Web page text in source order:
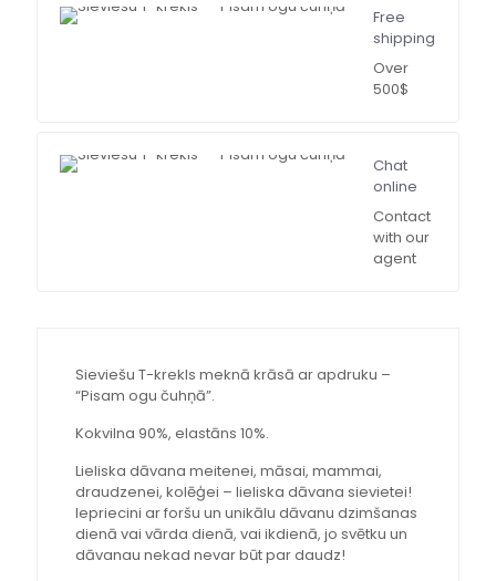
Free
shipping
Over
500$
Chat
online
Contact
with our
agent
Sieviešu T-krekls meknā krāsā ar apdruku –
“Pisam ogu čuhņā”.
Kokvilna 90%, elastāns 10%.
Lieliska dāvana meitenei, māsai, mammai,
draudzenei, kolēģei – lieliska dāvana sievietei!
Iepriecini ar foršu un unikālu dāvanu dzimšanas
dienā vai vārda dienā, vai ikdienā, jo svētku un
dāvanau nekad nevar būt par daudz!